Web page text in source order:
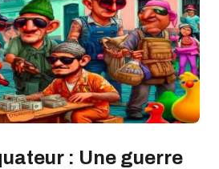
: Une guerre